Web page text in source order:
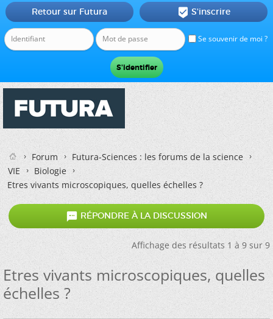
Se souvenir de moi ?
Retour sur Futura  S'inscrire
Forum
Futura-Sciences : les forums de la science
VIE
Biologie
Etres vivants microscopiques, quelles échelles ?
 RÉPONDRE À LA DISCUSSION
Affichage des résultats 1 à 9 sur 9
Etres vivants microscopiques, quelles
échelles ?